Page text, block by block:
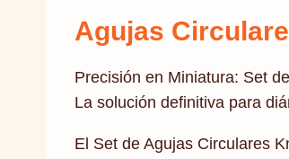
Agujas
Precisión en Miniatura: Set
La solución definitiva para
El Set de Agujas Circulares